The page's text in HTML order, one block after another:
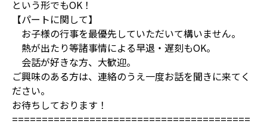
という形でもOK！
【パートに関して】
お子様の行事を最優先していただいて構いません。
熱が出たり等諸事情による早退・遅刻もOK。
会話が好きな方、大歓迎。
ご興味のある方は、連絡のうえ一度お話を聞きに来てく
ださい。
お待ちしております！
========================================